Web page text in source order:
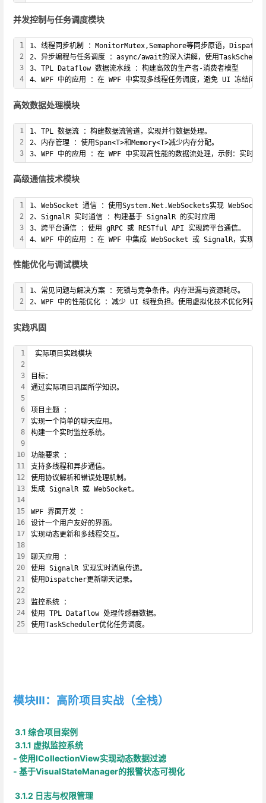
并发控制与任务调度模块
1
2
3
4
1、线程同步机制 ：MonitorMutex,Semaphore等同步原语，
2、异步编程与任务调度 ：async/await的深入讲解，使用
3、TPL Dataflow 数据流水线 ：构建高效的生产者-消费者模型
4、WPF 中的应用 ：在 WPF 中实现多线程任务调度，避免 UI 冻结问题
高效数据处理模块
1
2
3
1、TPL 数据流 ：构建数据流管道，实现并行数据处理。
2、内存管理 ：使用Span<T>和Memory<T>减少内存分配。
3、WPF 中的应用 ：在 WPF 中实现高性能的数据流处理，示例：实时
高级通信技术模块
1
2
3
4
1、WebSocket 通信 ：使用System.Net.WebSockets实现
2、SignalR 实时通信 ：构建基于 SignalR 的实时应用
3、跨平台通信 ：使用 gRPC 或 RESTful API 实现跨平台通信。
4、WPF 中的应用 ：在 WPF 中集成 WebSocket 或 SignalR，实现一
性能优化与调试模块
1
2
1、常见问题与解决方案 ：死锁与竞争条件。内存泄漏与资源耗尽。
2、WPF 中的性能优化 ：减少 UI 线程负担。使用虚拟化技术优化列表显
实践巩固
1
2
3
4
5
6
7
8
9
10
11
12
13
14
15
16
17
18
19
20
21
22
23
24
25
实际项目实践模块
目标：
通过实际项目巩固所学知识。
项目主题 ：
实现一个简单的聊天应用。
构建一个实时监控系统。
功能要求 ：
支持多线程和异步通信。
使用协议解析和错误处理机制。
集成 SignalR 或 WebSocket。
WPF 界面开发 ：
设计一个用户友好的界面。
实现动态更新和多线程交互。
聊天应用 ：
使用 SignalR 实现实时消息传递。
使用Dispatcher更新聊天记录。
监控系统 ：
使用 TPL Dataflow 处理传感器数据。
使用TaskScheduler优化任务调度。
模块Ⅲ：高阶项目实战（全栈）
3.1 综合项目案例
3.1.1 虚拟监控系统
- 使用ICollectionView实现动态数据过滤
- 基于VisualStateManager的报警状态可视化
3.1.2 日志与权限管理